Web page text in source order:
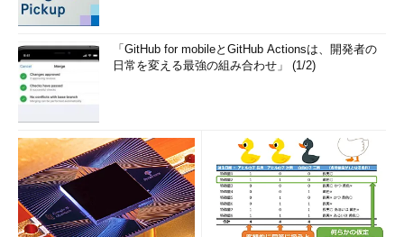
「GitHub for mobileとGitHub Actionsは、開発者の
日常を変える最強の組み合わせ」 (1/2)